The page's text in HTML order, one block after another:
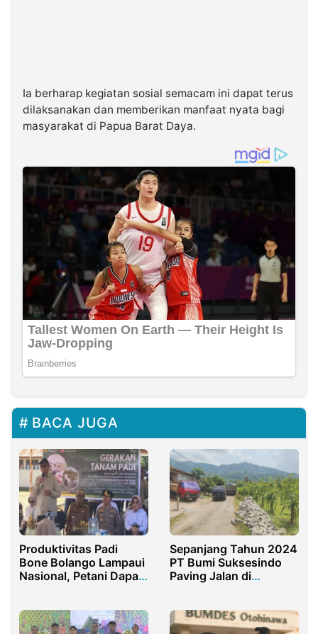
Ia berharap kegiatan sosial semacam ini dapat terus
dilaksanakan dan memberikan manfaat nyata bagi
masyarakat di Papua Barat Daya.
BACA JUGA
Produktivitas Padi
Bone Bolango Lampaui
Nasional, Petani Dapat
Sepanjang Tahun 2024
PT Bumi Suksesindo
Paving Jalan di
Berikut Titik Lokasinya